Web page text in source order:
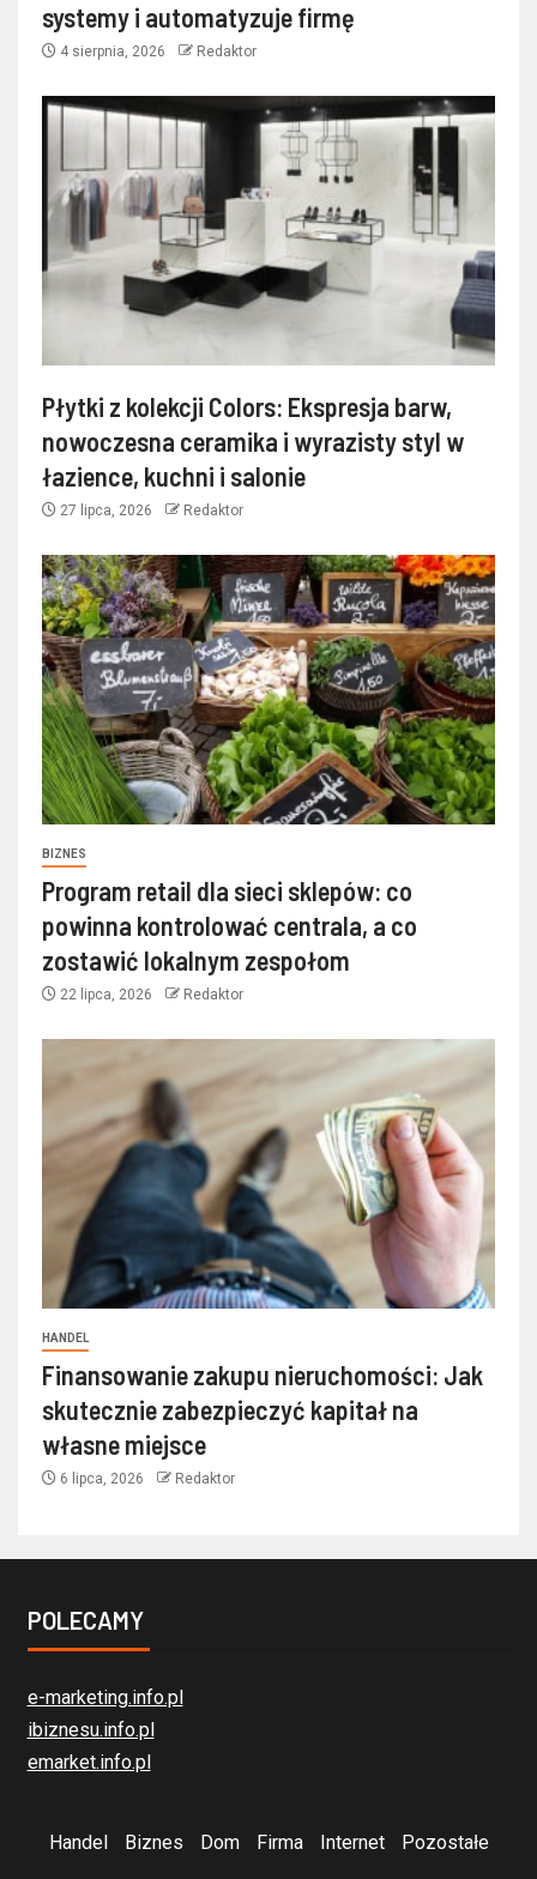
systemy i automatyzuje firmę
4 sierpnia, 2026 Redaktor
Płytki z kolekcji Colors: Ekspresja barw,
nowoczesna ceramika i wyrazisty styl w
łazience, kuchni i salonie
27 lipca, 2026 Redaktor
BIZNES
Program retail dla sieci sklepów: co
powinna kontrolować centrala, a co
zostawić lokalnym zespołom
22 lipca, 2026 Redaktor
HANDEL
Finansowanie zakupu nieruchomości: Jak
skutecznie zabezpieczyć kapitał na
własne miejsce
6 lipca, 2026 Redaktor
POLECAMY
e-marketing.info.pl
ibiznesu.info.pl
emarket.info.pl
Handel Biznes Dom Firma Internet Pozostałe